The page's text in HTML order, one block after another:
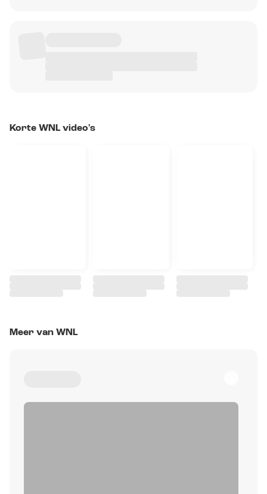
Korte WNL video's
Meer van WNL